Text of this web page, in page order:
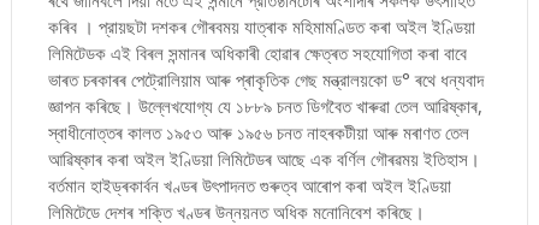
কৰিব । প্রায়ছটা দশকৰ গৌৰবময় যাত্ৰাক মহিমামণ্ডিত কৰা অইল ইণ্ডিয়া
লিমিটেডক এই বিৰল সন্মানৰ অধিকাৰী হোৱাৰ ক্ষেত্ৰত সহযোগিতা কৰা বাবে
ভাৰত চৰকাৰৰ পেট্রোলিয়াম আৰু প্ৰাকৃতিক গেছ মন্ত্রালয়কো ড° ৰথে ধন্যবাদ
জ্ঞাপন কৰিছে। উল্লেখযোগ্য যে ১৮৮৯ চনত ডিগবৈত খাৰুৱা তেল আৱিষ্কাৰ,
স্বাধীনোত্তৰ কালত ১৯৫৩ আৰু ১৯৫৬ চনত নাহৰকটীয়া আৰু মৰাণত তেল
আৱিষ্কাৰ কৰা অইল ইণ্ডিয়া লিমিটেডৰ আছে এক বৰ্ণিল গৌৰৱময় ইতিহাস।
বৰ্তমান হাইড্ৰকাৰ্বন খণ্ডৰ উৎপাদনত গুৰুত্ব আৰোপ কৰা অইল ইণ্ডিয়া
লিমিটেডে দেশৰ শক্তি খণ্ডৰ উন্নয়নত অধিক মনোনিবেশ কৰিছে।